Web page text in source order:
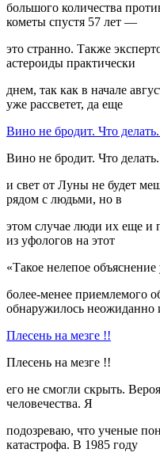
большого количества
кометы спустя 57 лет —
это странно. Также
астероиды практически
днем, так как в начале
уже рассветет, да еще
Вино не бродит. Что
Вино не бродит. Что
и свет от Луны не будет
рядом с людьми, но в
этом случае люди их еще и
из уфологов на этот
«Такое нелепое
более-менее приемлемого
обнаружилось неожиданно
Плесень на мезге !!
Плесень на мезге !!
его не смогли скрыть.
человечества. Я
подозреваю, что ученые
катастрофа. В 1985 году